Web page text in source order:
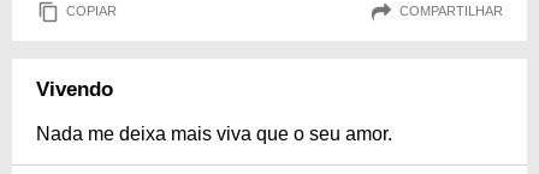
COPIAR COMPARTILHAR
Vivendo
Nada me deixa mais viva que o seu amor.